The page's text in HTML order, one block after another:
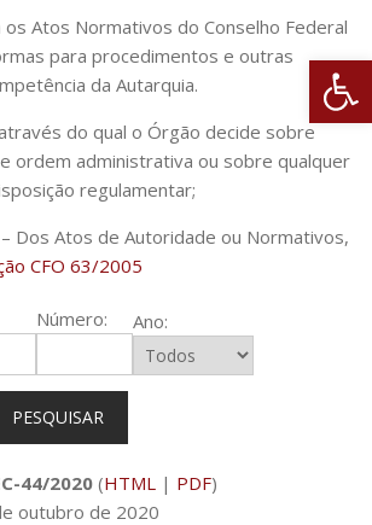
Abrir
Atos Normativos do Conselho Federal
para procedimentos e outras
da Autarquia.
do qual o Órgão decide sobre
ordem administrativa ou sobre qualquer
regulamentar;
– Dos Atos de Autoridade ou Normativos,
CFO 63/2005
Número: Ano:
PESQUISAR
44/2020 (HTML | PDF)
outubro de 2020